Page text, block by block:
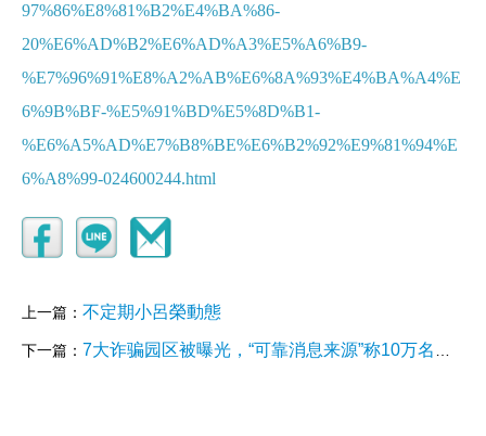
97%86%E8%81%B2%E4%BA%86-
20%E6%AD%B2%E6%AD%A3%E5%A6%B9-
%E7%96%91%E8%A2%AB%E6%8A%93%E4%BA%A4%E
6%9B%BF-%E5%91%BD%E5%8D%B1-
%E6%A5%AD%E7%B8%BE%E6%B2%92%E9%81%94%E
6%A8%99-024600244.html
上一篇： 不定期小呂榮動態
下一篇： 7大诈骗园区被曝光，“可靠消息来源”称10万名猪仔落难柬埔寨！ 数据从何而来？